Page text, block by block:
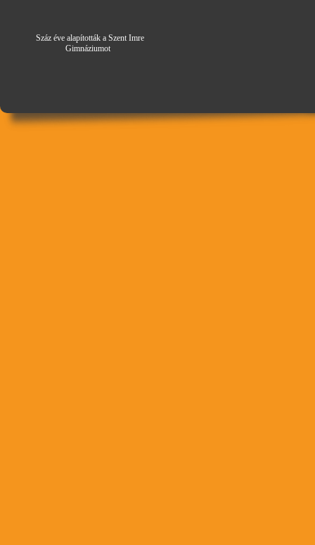
Száz éve alapították a Szent Imre
Gimnáziumot